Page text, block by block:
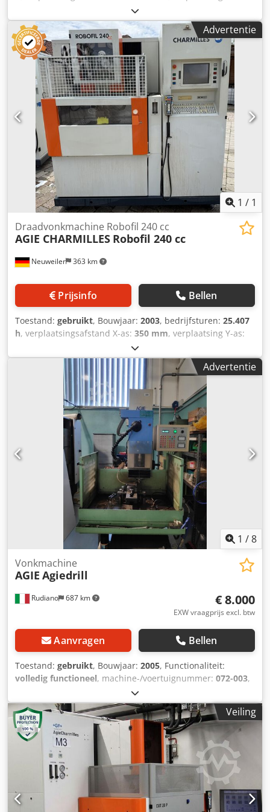
, verplaatsingsafstand Z-as:
0,1-0,3 mm Automatische draadinvoer Waterbad Chjdpfx
Abozkhltjnja Bedrijfstijden 34.621 uur Verplaatsingsbereik:
X 350 mm Y 220 mm Z 220 mm U 350 mm V 220 mm
Millennium-besturing Bouwjaar 2003
Advertentie
1 / 1
Neuweiler 363 km
Draadvonkmachine Robofil 240 cc
AGIE CHARMILLES Robofil 240 cc
Prijsinfo Bellen
Toestand: gebruikt, Bouwjaar: 2003, bedrijfsturen: 25.407
h, verplaatsingsafstand X-as: 350 mm, verplaatsing Y-as:
, verplaatsingsafstand Z-as:
0,1-0,3 mm Automatische draadherinschakeling Waterbad
Bedrijfstijden: 25.407 uur Verplaatsingsbereiken: X 350
mm Y 220 mm Z 220 mm Chjdpfszkhgdox Abnea U 350 mm
V 220 mm Millennium-besturing Bouwjaar 2003
Advertentie
1 /8
Rudiano 687 km
Vonkmachine
AGIE Agiedrill
€ 8.000
EXW vraagprijs excl. btw
Aanvragen Bellen
Toestand: gebruikt, Bouwjaar: 2005, Functionaliteit:
volledig functioneel, machine-/voertuignummer: 072-003,
300 kg
300 mm, verplaatsing Y-as:200 mm, verplaatsingsafstand
Z-as:300 mm, totale hoogte:1.940 mm, totale lengte:
1.340 mm, totale breedte: 900 mm
, type ingangsstroom:
driefasig
, totaalgewicht: 910 kg , tafel lengte: 400 mm
tafelhoogte:
, ingangsspanning: 400 V, tankinhoud:
, ingangsfrequentie:50 Hz, ingangsstroom:30 A ,
Uitrusting:documentatie / handleiding
, Compleet met
accessoires: set tangen van 1 mm tot 4 mm. Chjdpfx Aozr D
Dnobnea
Veiling